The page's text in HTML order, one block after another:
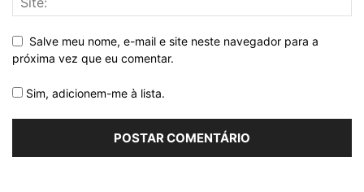
Salve meu nome, e-mail e site neste navegador para a
próxima vez que eu comentar.
Sim, adicionem-me à lista.